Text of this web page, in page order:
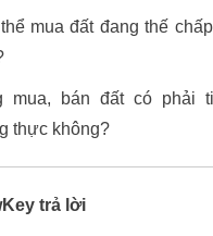
mua đất đang thế
mua, bán đất có phải
thực không?
trả lời